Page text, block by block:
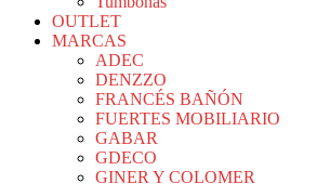
OUTLET
MARCAS
ADEC
DENZZO
FRANCÉS BAÑÓN
FUERTES MOBILIARIO
GABAR
GDECO
GINER Y COLOMER